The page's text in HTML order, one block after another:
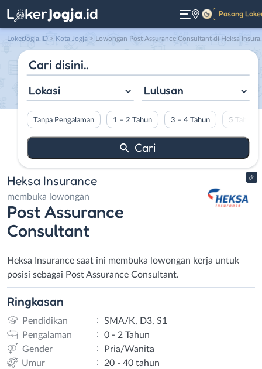
Pasang
Gelap
LokerJogja.ID > Kota Jogja > Lowongan Post Assurance Consultant di Heksa Insurance
Lokasi Lulusan
Tanpa Pengalaman 1 – 2 Tahun 3 – 4 Tahun 5 Tahun
Heksa Insurance
membuka lowongan
Post Assurance
Consultant
Heksa Insurance saat ini membuka lowongan kerja untuk
posisi sebagai Post Assurance Consultant.
Ringkasan
Pendidikan :
SMA/K, D3, S1
Pengalaman
:
0 - 2 Tahun
Gender
:
Pria/Wanita
Umur
:
20 - 40 tahun